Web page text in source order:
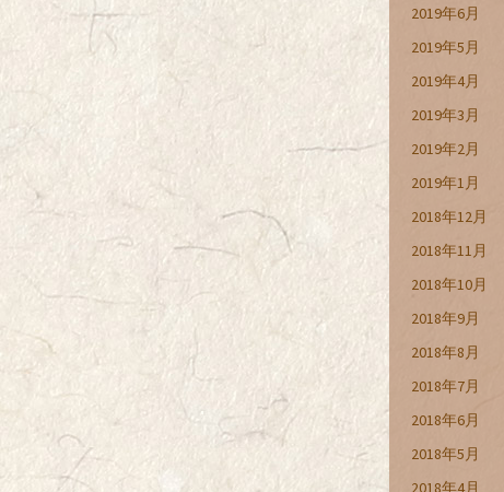
2019年6月
2019年5月
2019年4月
2019年3月
2019年2月
2019年1月
2018年12月
2018年11月
2018年10月
2018年9月
2018年8月
2018年7月
2018年6月
2018年5月
2018年4月